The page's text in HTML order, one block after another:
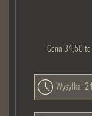
Cena 34,50 to
Wysyłka: